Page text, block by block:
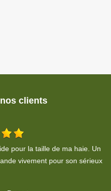
clients
le devis, je recommande